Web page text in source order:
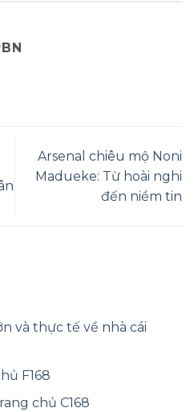
Arsenal chiêu mộ Noni
Madueke: Từ hoài nghi
đến niềm tin
và thực tế về nhà cái
F168
chủ C168